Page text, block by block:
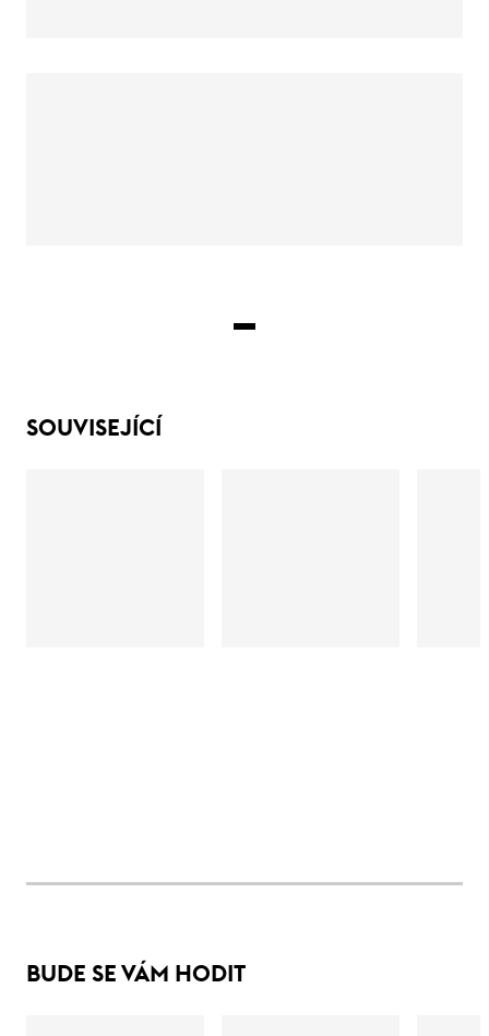
SOUVISEJÍCÍ
BUDE SE VÁM HODIT